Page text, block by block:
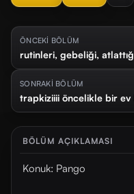
ÖNCEKİ BÖLÜM
rutinleri, gebeliği,
SONRAKİ BÖLÜM
trapkiziiii öncelikle bir ev
BÖLÜM AÇIKLAMASI
Konuk: Pango